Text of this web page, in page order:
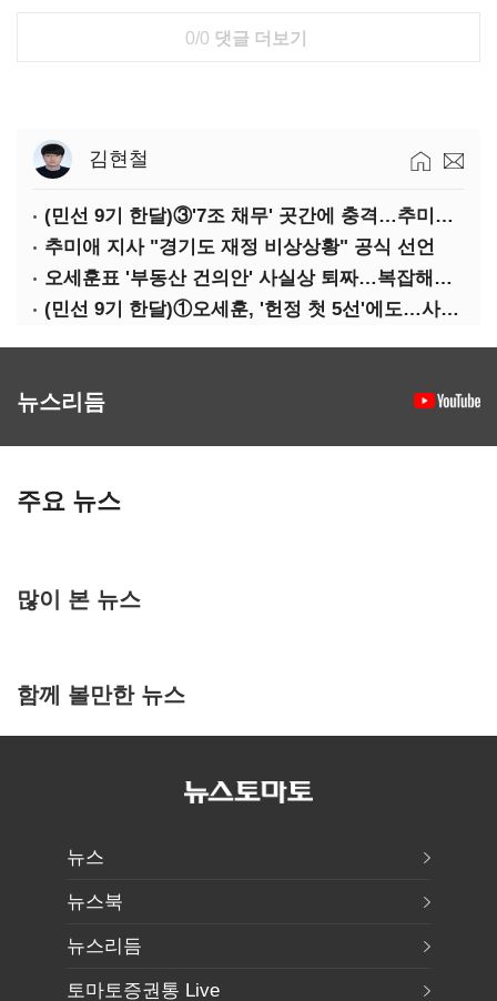
0/0 댓글 더보기
김현철
(민선 9기 한달)③'7조 채무' 곳간에 충격…추미애, 20년만에 '비상재정' 선언 승부수
추미애 지사 "경기도 재정 비상상황" 공식 선언
오세훈표 '부동산 건의안' 사실상 퇴짜…복잡해진 '재개발 31만호' 셈법
(민선 9기 한달)①오세훈, '헌정 첫 5선'에도…사법리스크·여소야대에 발목
뉴스리듬
주요 뉴스
많이 본 뉴스
함께 볼만한 뉴스
뉴스
뉴스북
뉴스리듬
토마토증권통 Live